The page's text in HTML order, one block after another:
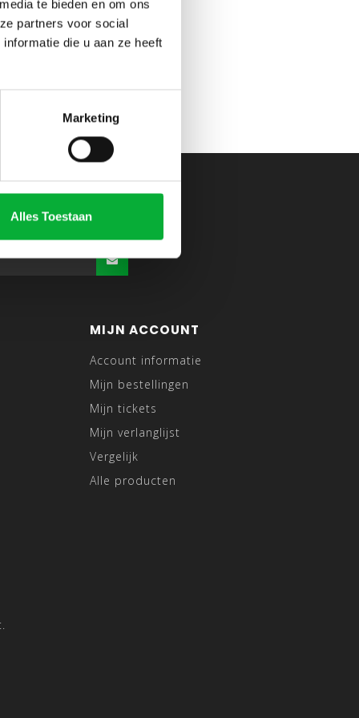
te bieden en om ons
partners voor social
die u aan ze heeft
Marketing
Alles Toestaan
MIJN ACCOUNT
Account informatie
Mijn bestellingen
Mijn tickets
Mijn verlanglijst
Vergelijk
Alle producten